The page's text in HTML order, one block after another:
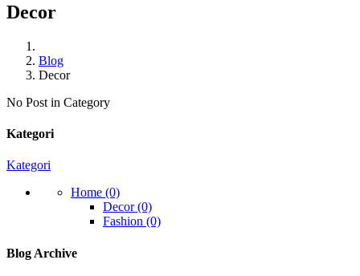
Decor
Blog
Decor
No Post in Category
Kategori
Kategori
Home (0)
Decor (0)
Fashion (0)
Blog Archive